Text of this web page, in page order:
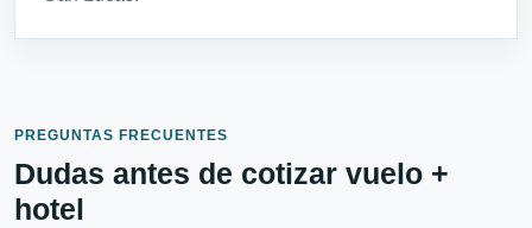
PREGUNTAS FRECUENTES
Dudas antes de cotizar vuelo +
hotel